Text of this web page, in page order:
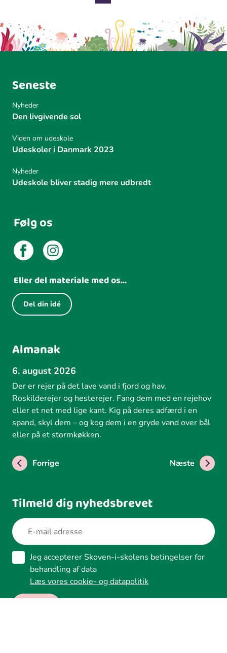
e
i
n
d
e
l
i
g
side
Seneste
Nyheder
Den livgivende sol
Viden om udeskole
Udeskoler i Danmark 2023
Nyheder
Udeskole bliver stadig mere udbredt
Følg os
Eller del materiale med os...
Del din idé
Almanak
6. august 2026
Der er rejer på det lave vand i fjord og hav.
Roskilderejer og hesterejer. Fang dem med en rejehov
eller et net med lige kant. Kig på deres adfærd i en
spand, skyl dem – og kog dem i en gryde vand over bål
eller på et stormkøkken.
Forrige Næste
Tilmeld dig nyhedsbrevet
Jeg accepterer Skoven-i-skolens betingelser for
behandling af data
Læs vores cookie- og datapolitik